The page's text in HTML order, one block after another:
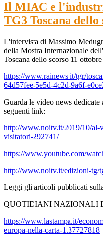
Il MIAC e
TG3 Toscana dello
L'intervista di Massimo
della Mostra Internazionale
Toscana dello scorso 11
https://www.rainews.it/tgr/
64d57fee-5e5d-4c2d-9a6f-
Guarda le video news
seguenti link:
http://www.noitv.it/2019/10/al-
visitatori-292741/
https://www.youtube.com/
http://www.noitv.it/edizioni-tg/
Leggi gli articoli pubblicati
QUOTIDIANI NAZIONALI
https://www.lastampa.it/
europa-nella-carta-1.37727818